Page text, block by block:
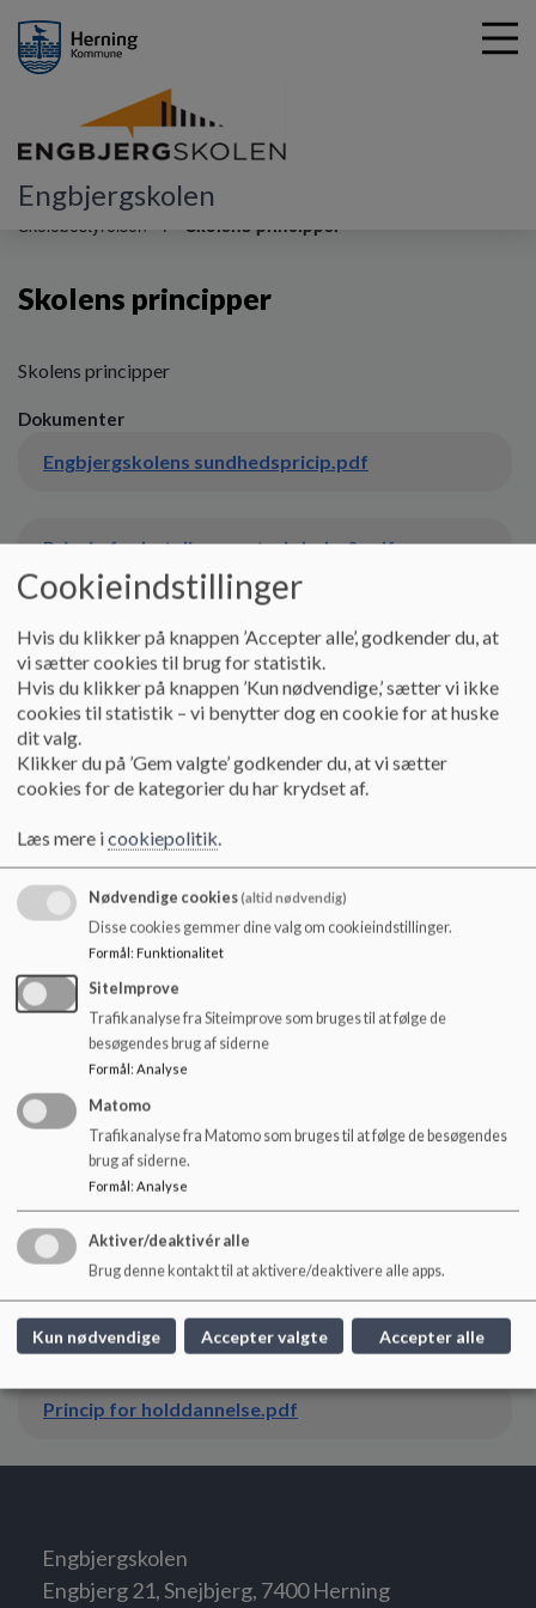
o
Engbjergskolen
Skolebestyrelsen Skolens principper
Skolens principper
Skolens principper
Dokumenter
Engbjergskolens sundhedspricip.pdf
Princip for betalingsneutral skole_0.pdf
Princip for elevernes færden på egen hånd_0.pdf
Princip for klasserådsarbejdet.pdf
Princip for køleskabe og madpakker.pdf
Princip for lejrskole.pdf
Princip for skole-hjem samarbejdet_0.pdf
Digitalt Princip_0.pdf
Princip for kommunikation.pdf
Princip for skemalægning.pdf
Princip for holddannelse.pdf
Engbjergskolen
Engbjerg 21, Snejbjerg, 7400 Herning
Cookieindstillinger
Hvis du klikker på knappen ’Accepter alle’, godkender du, at
vi sætter cookies til brug for statistik.
Hvis du klikker på knappen ’Kun nødvendige,’ sætter vi ikke
cookies til statistik – vi benytter dog en cookie for at huske
dit valg.
Klikker du på ’Gem valgte’ godkender du, at vi sætter
cookies for de kategorier du har krydset af.
Læs mere icookiepolitik.
Nødvendige cookies(altid nødvendig)
Disse cookies gemmer dine valg om cookieindstillinger.
Formål: Funktionalitet
SiteImprove
Trafikanalyse fra Siteimprove som bruges til at følge de
besøgendes brug af siderne
Formål : Analyse
Matomo
Trafikanalyse fra Matomo som bruges til at følge de besøgendes
brug af siderne.
Formål: Analyse
Aktiver/deaktivér alle
Brug denne kontakt til at aktivere/deaktivere alle apps.
Kun nødvendige Accepter valgte Accepter alle